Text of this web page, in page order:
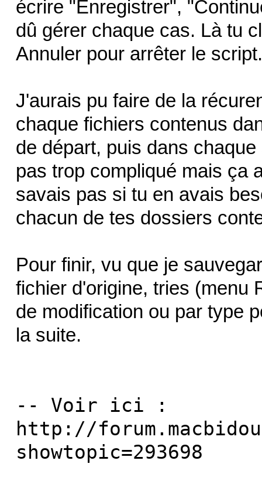
écrire "Enregistrer",
dû gérer chaque cas. Là tu
Annuler pour arrêter le script.
J'aurais pu faire de la
chaque fichiers contenus
de départ, puis dans
pas trop compliqué mais ça
savais pas si tu en avais
chacun de tes dossiers
Pour finir, vu que je
fichier d'origine, tries (menu
de modification ou par type
la suite.
-- Voir ici :
http://
showtopic=293698